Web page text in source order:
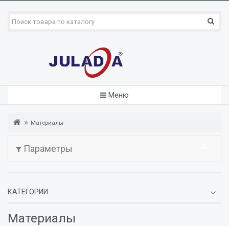
Меню
Материалы
Параметры
КАТЕГОРИИ
Материалы